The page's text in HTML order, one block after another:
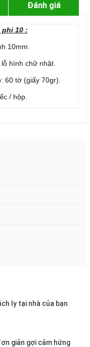
Đánh giá
10 :
10mm.
hình chữ nhật.
tờ (giấy 70gr).
/ hộp.
ly tại nhà của bạn
giản gợi cảm hứng